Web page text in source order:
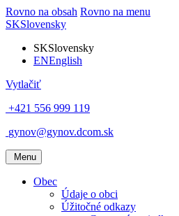
Rovno na obsah Rovno na menu
SKSlovensky
SKSlovensky
ENEnglish
Vytlačiť
+421 556 999 119
gynov@gynov.dcom.sk
Menu
Obec
Údaje o obci
Úžitočné odkazy